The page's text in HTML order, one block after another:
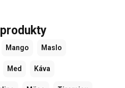
Mango Maslo
Med Káva